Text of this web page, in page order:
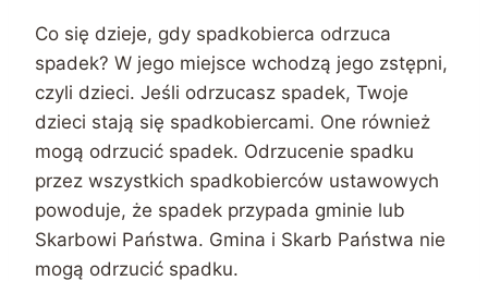
Co się dzieje, gdy spadkobierca odrzuca
spadek? W jego miejsce wchodzą jego zstępni,
czyli dzieci. Jeśli odrzucasz spadek, Twoje
dzieci stają się spadkobiercami. One również
mogą odrzucić spadek. Odrzucenie spadku
przez wszystkich spadkobierców ustawowych
powoduje, że spadek przypada gminie lub
Skarbowi Państwa. Gmina i Skarb Państwa nie
mogą odrzucić spadku.